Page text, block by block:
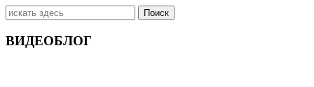
Искать:
ВИДЕОБЛОГ